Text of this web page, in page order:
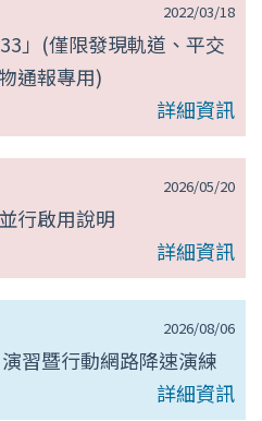
2022/03/18
」(僅限發現軌道、平交
通報專用)
詳細資訊
2026/05/20
行啟用說明
詳細資訊
2026/08/06
習暨行動網路降速演練
詳細資訊